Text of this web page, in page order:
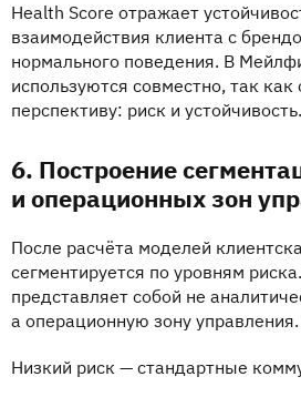
Health Score отражает
взаимодействия клиента с
нормального поведения. В
используются совместно, так
перспективу: риск и устойчивость.
6. Построение
и операционных зон
После расчёта моделей
сегментируется по уровням
представляет собой не
а операционную зону управления.
Низкий риск — стандартные